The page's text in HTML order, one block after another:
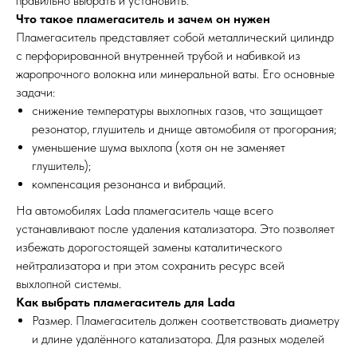
Что такое пламегаситель и зачем он нужен
Пламегаситель представляет собой металлический цилиндр
с перфорированной внутренней трубой и набивкой из
жаропрочного волокна или минеральной ваты. Его основные
задачи:
снижение температуры выхлопных газов, что защищает
резонатор, глушитель и днище автомобиля от прогорания;
уменьшение шума выхлопа (хотя он не заменяет
глушитель);
компенсация резонанса и вибраций.
На автомобилях Lada пламегаситель чаще всего
устанавливают после удаления катализатора. Это позволяет
избежать дорогостоящей замены каталитического
нейтрализатора и при этом сохранить ресурс всей
выхлопной системы.
Как выбрать пламегаситель для Lada
Размер. Пламегаситель должен соответствовать диаметру
и длине удалённого катализатора. Для разных моделей